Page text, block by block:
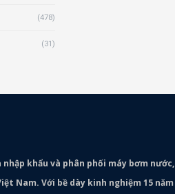
(478)
(31)
khẩu và phân phối máy bơm nước,
Nam. Với bề dày kinh nghiệm 15 năm